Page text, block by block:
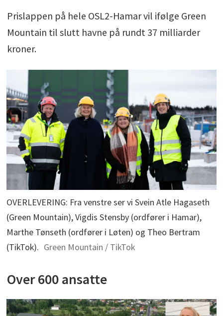
Prislappen på hele OSL2-Hamar vil ifølge Green
Mountain til slutt havne på rundt 37 milliarder
kroner.
OVERLEVERING: Fra venstre ser vi Svein Atle Hagaseth
(Green Mountain), Vigdis Stensby (ordfører i Hamar),
Marthe Tønseth (ordfører i Løten) og Theo Bertram
(TikTok). Green Mountain / TikTok
Over 600 ansatte